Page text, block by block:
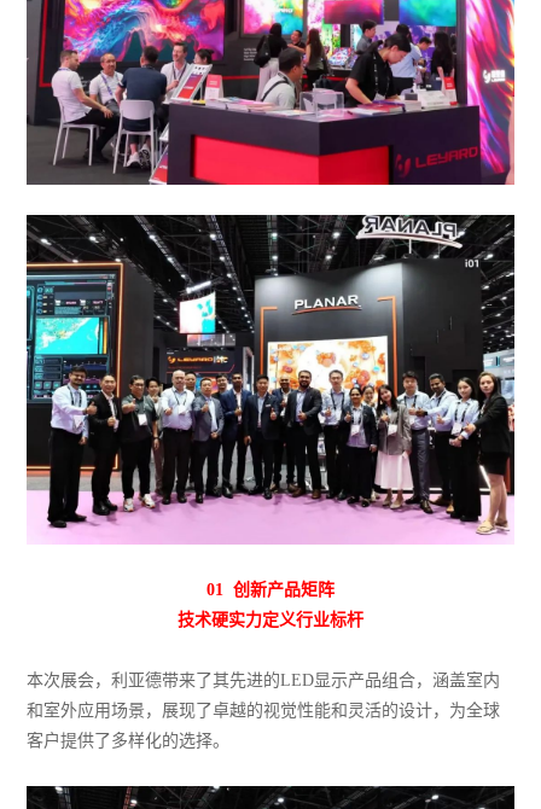
01 创新产品矩阵
技术硬实力定义行业标杆
本次展会，利亚德带来了其先进的LED显示产品组合，涵盖室内
和室外应用场景，展现了卓越的视觉性能和灵活的设计，为全球
客户提供了多样化的选择。